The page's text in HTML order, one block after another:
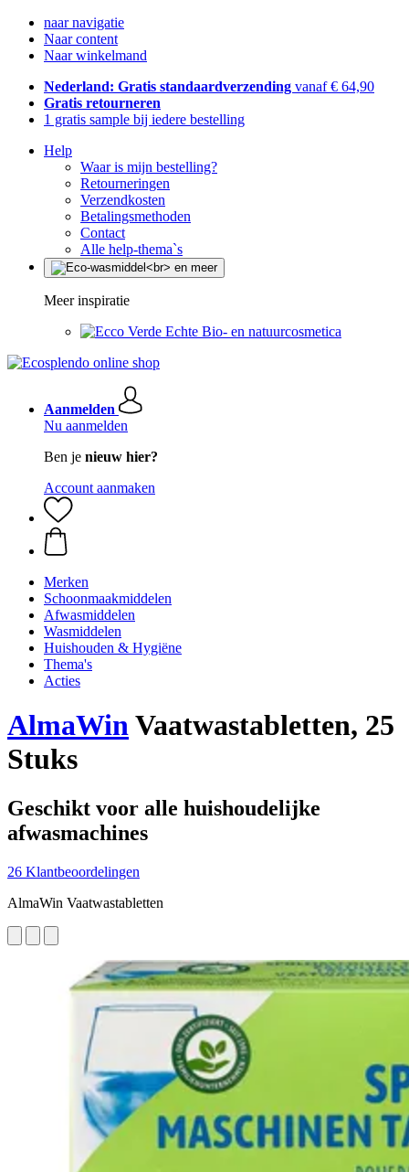
naar navigatie
Naar content
Naar winkelmand
Nederland: Gratis standaardverzending vanaf € 64,90
Gratis retourneren
1 gratis sample bij iedere bestelling
Help
Waar is mijn bestelling?
Retourneringen
Verzendkosten
Betalingsmethoden
Contact
Alle help-thema`s
Meer inspiratie
Echte Bio- en natuurcosmetica
Aanmelden
Nu aanmelden
Ben je nieuw hier?
Account aanmaken
Merken
Schoonmaakmiddelen
Afwasmiddelen
Wasmiddelen
Huishouden & Hygiëne
Thema's
Acties
AlmaWinVaatwastabletten, 25
Stuks
Geschikt voor alle huishoudelijke
afwasmachines
26 Klantbeoordelingen
AlmaWin Vaatwastabletten